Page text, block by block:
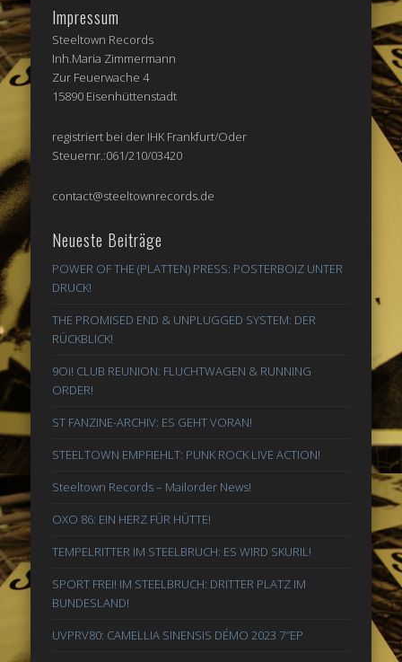
Impressum
Steeltown Records
Inh.Maria Zimmermann
Zur Feuerwache 4
15890 Eisenhüttenstadt
registriert bei der IHK Frankfurt/Oder
Steuernr.:061/210/03420
contact@steeltownrecords.de
Neueste Beiträge
POWER OF THE (PLATTEN) PRESS: POSTERBOIZ UNTER
DRUCK!
THE PROMISED END & UNPLUGGED SYSTEM: DER
RÜCKBLICK!
9Oi! CLUB REUNION: FLUCHTWAGEN & RUNNING
ORDER!
ST FANZINE-ARCHIV: ES GEHT VORAN!
STEELTOWN EMPFIEHLT: PUNK ROCK LIVE ACTION!
Steeltown Records – Mailorder News!
OXO 86: EIN HERZ FÜR HÜTTE!
TEMPELRITTER IM STEELBRUCH: ES WIRD SKURIL!
SPORT FREI! IM STEELBRUCH: DRITTER PLATZ IM
BUNDESLAND!
UVPRV80: CAMELLIA SINENSIS DÉMO 2023 7″EP